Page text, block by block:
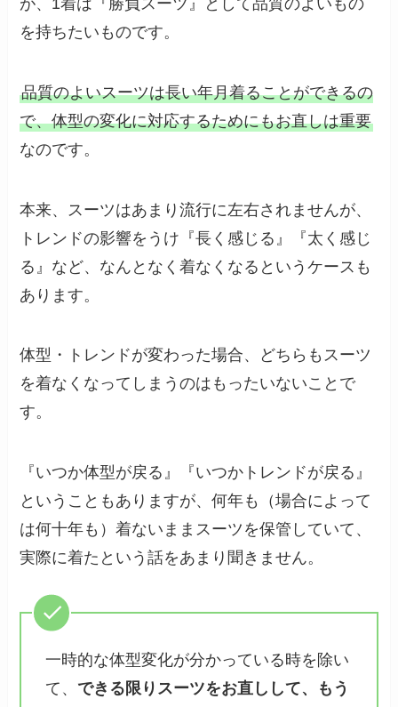
を持ちたいものです。
品質のよいスーツは長い年月着ることができるの
で、体型の変化に対応するためにもお直しは重要
なのです。
本来、スーツはあまり流行に左右されませんが、
トレンドの影響をうけ『長く感じる』『太く感じ
る』など、なんとなく着なくなるというケースも
あります。
体型・トレンドが変わった場合、どちらもスーツ
を着なくなってしまうのはもったいないことで
す。
『いつか体型が戻る』『いつかトレンドが戻る』
ということもありますが、何年も（場合によって
は何十年も）着ないままスーツを保管していて、
実際に着たという話をあまり聞きません。
一時的な体型変化が分かっている時を除い
て、 できる限りスーツをお直しして、もう